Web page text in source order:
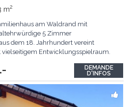
m2
am Waldrand mit
5 Zimmer
dem 18. Jahrhundert vereint
vielseitigem Entwicklungsspielraum.
mit weiteren 99 m2, der
eröffnet. Als oberstes Haus eines
DEMANDE
D'INFOS